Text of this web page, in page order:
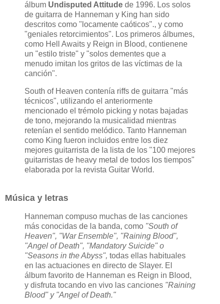
álbum Undisputed Attitude de 1996. Los solos
de guitarra de Hanneman y King han sido
descritos como "locamente caóticos"., y como
"geniales retorcimientos". Los primeros álbumes,
como Hell Awaits y Reign in Blood, contienene
un "estilo triste" y "solos dementes que a
menudo imitan los gritos de las víctimas de la
canción".
South of Heaven contenía riffs de guitarra "más
técnicos", utilizando el anteriormente
mencionado el trémolo picking y notas bajadas
de tono, mejorando la musicalidad mientras
retenían el sentido melódico. Tanto Hanneman
como King fueron incluidos entre los diez
mejores guitarrista de la lista de los "100 mejores
guitarristas de heavy metal de todos los tiempos"
elaborada por la revista Guitar World.
Música y letras
Hanneman compuso muchas de las canciones
más conocidas de la banda, como "South of
Heaven", "War Ensemble", "Raining Blood",
"Angel of Death", "Mandatory Suicide" o
"Seasons in the Abyss", todas ellas habituales
en las actuaciones en directo de Slayer. El
álbum favorito de Hanneman es Reign in Blood,
y disfruta tocando en vivo las canciones "Raining
Blood" y "Angel of Death."